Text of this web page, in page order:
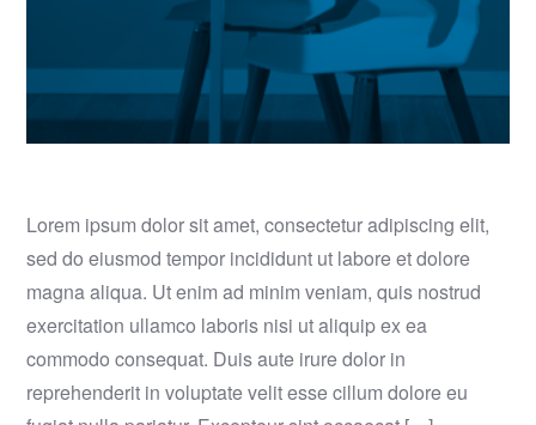
Lorem ipsum dolor sit amet, consectetur adipiscing elit,
sed do eiusmod tempor incididunt ut labore et dolore
magna aliqua. Ut enim ad minim veniam, quis nostrud
exercitation ullamco laboris nisi ut aliquip ex ea
commodo consequat. Duis aute irure dolor in
reprehenderit in voluptate velit esse cillum dolore eu